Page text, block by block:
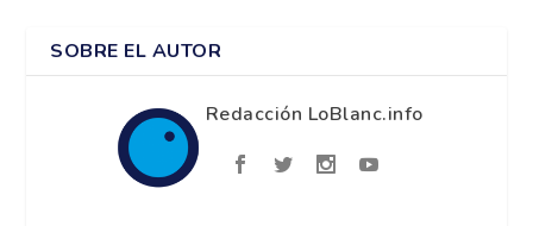
SOBRE EL AUTOR
Redacción LoBlanc.info